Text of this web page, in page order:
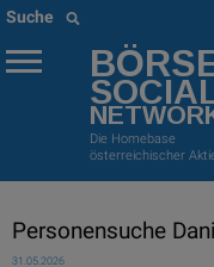
Suche
Die Homebase
österreichischer
Personensuche
31.05.2026